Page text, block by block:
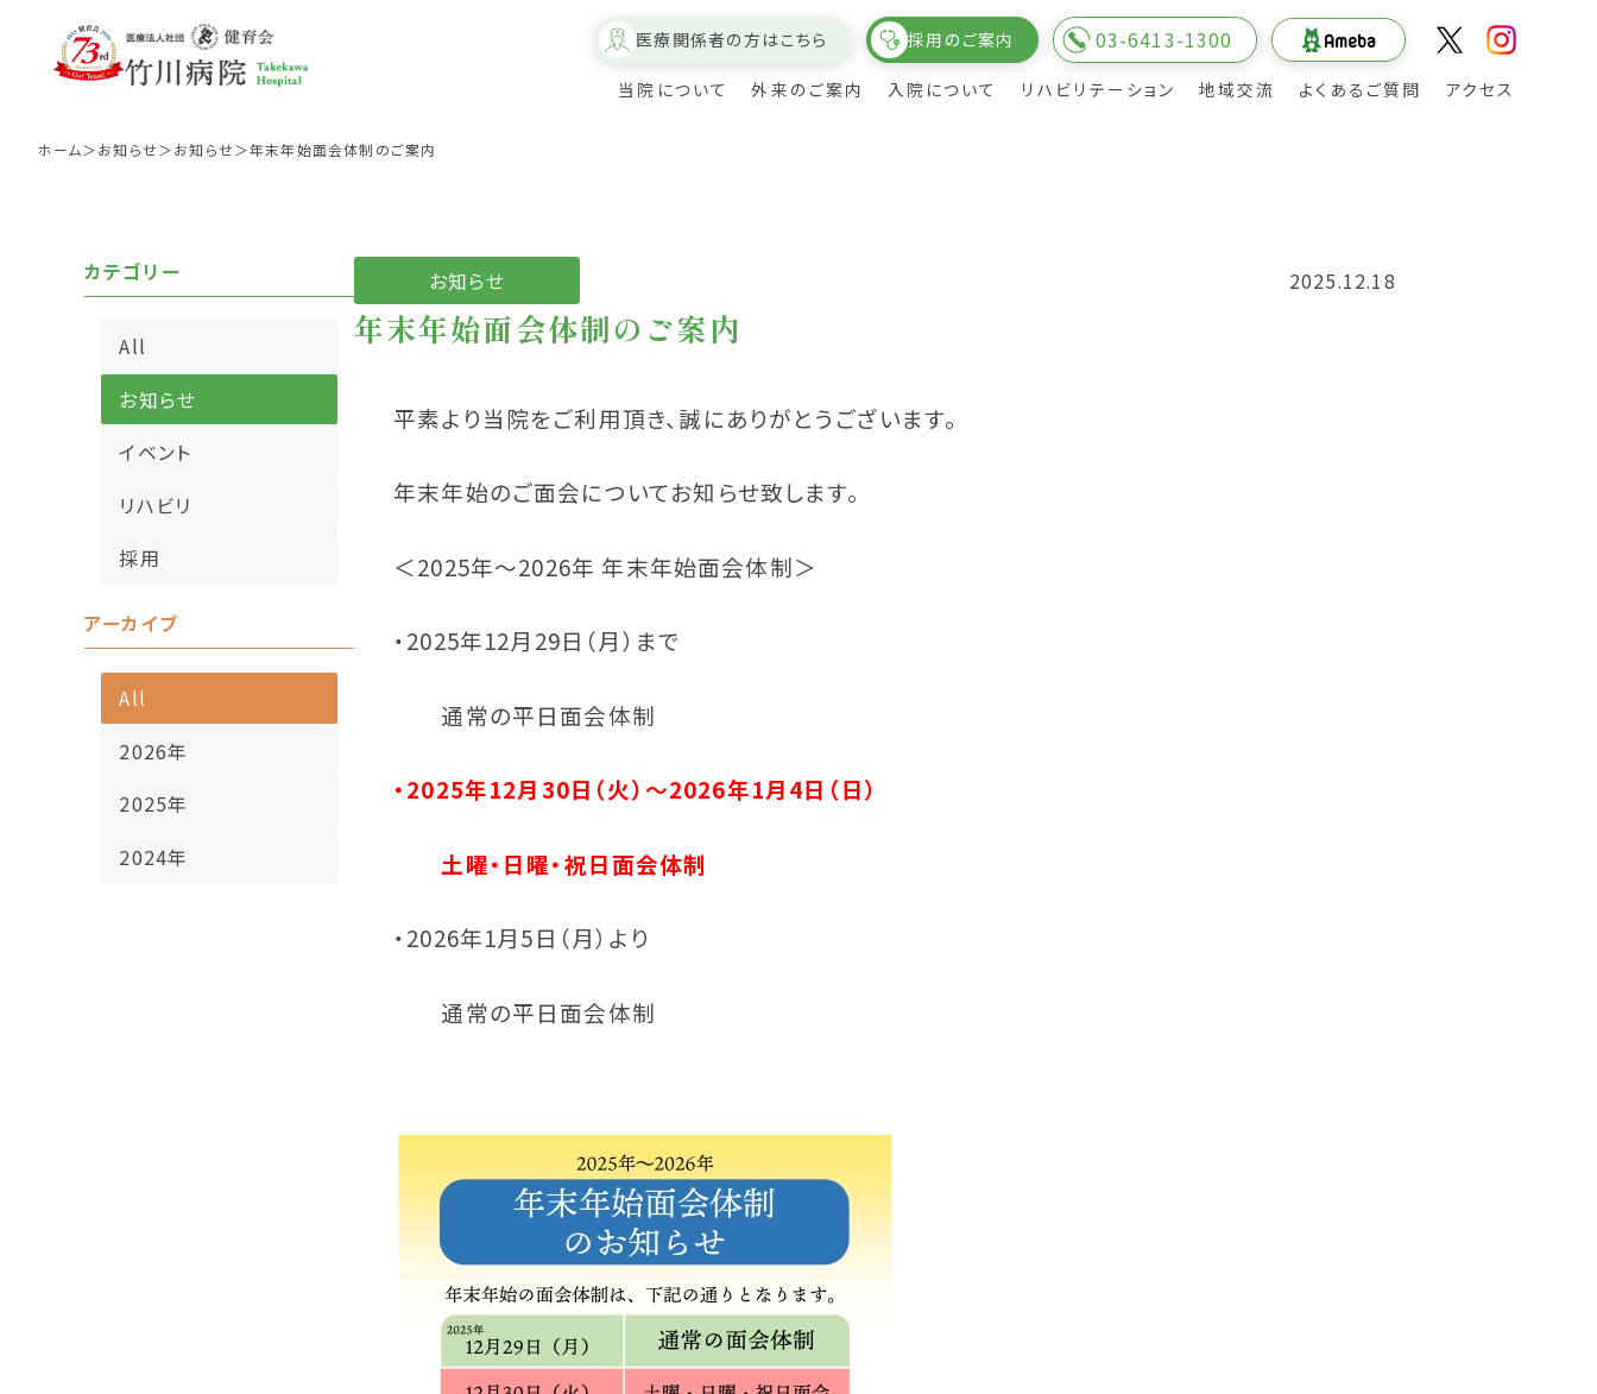
医療関係者の方はこちら 採用のご案内 03-6413-1300
当院について
病院理念
各部紹介・スタッフ紹介
院内設備について
オプトアウトについて
外来のご案内 入院について
入院中の生活
リハビリテーション
リハビリテーションの紹介
地域交流 よくあるご質問 アクセス
ホーム お知らせ お知らせ 年末年始面会体制のご案内
カテゴリー
All
お知らせ
イベント
リハビリ
採用
アーカイブ
All
2026年
2025年
2024年
お知らせ 2025.12.18
年末年始面会体制のご案内
平素より当院をご利用頂き、誠にありがとうございます。
年末年始のご面会についてお知らせ致します。
＜2025年～2026年 年末年始面会体制＞
・2025年12月29日（月）まで
通常の平日面会体制
・2025年12月30日（火）～2026年1月4日（日）
土曜・日曜・祝日面会体制
・2026年1月5日（月）より
通常の平日面会体制